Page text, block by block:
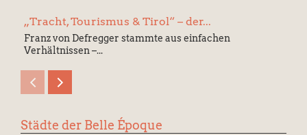
„Tracht, Tourismus & Tirol“ – der...
Franz von Defregger stammte aus einfachen
Verhältnissen –...
Städte der Belle Époque